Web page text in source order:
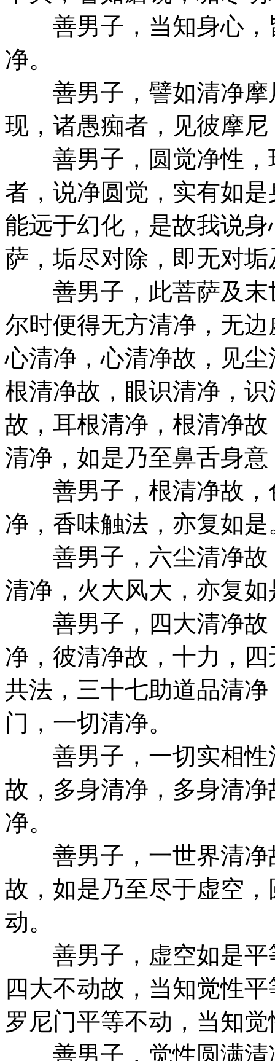
善男子，当知身心，
净。
善男子，譬如清净摩
现，诸愚痴者，见彼摩
善男子，圆觉净性，
者，说净圆觉，实有如
能远于幻化，是故我说
萨，垢尽对除，即无对
善男子，此菩萨及末
尔时便得无方清净，无
心清净，心清净故，见
根清净故，眼识清净，
故，耳根清净，根清净
清净，如是乃至鼻舌身
善男子，根清净故，
净，香味触法，亦复如是
善男子，六尘清净故
清净，火大风大，亦复如
善男子，四大清净故
净，彼清净故，十力，
共法，三十七助道品清
门，一切清净。
善男子，一切实相性
故，多身清净，多身清
净。
善男子，一世界清净
故，如是乃至尽于虚空
动。
善男子，虚空如是平
四大不动故，当知觉性
罗尼门平等不动，当知
善男子，觉性圆满清